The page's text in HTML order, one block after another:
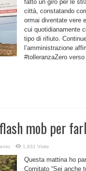
fatto un giro per le
città, constatando
ormai diventate vere
cui quotidianamente
tipo di rifiuto.
l’amministrazione
#tolleranzaZero verso
mob per
1,831 Visite
Questa mattina ho
Comitato “Sei anche